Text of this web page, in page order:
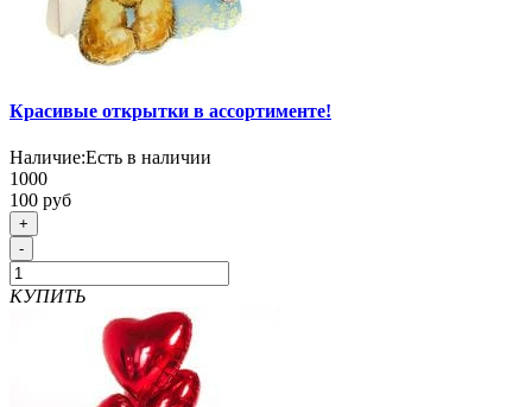
Красивые открытки в ассортименте!
Наличие:Есть в наличии
1000
100 руб
+
-
КУПИТЬ